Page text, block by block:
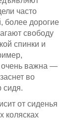
часто
более дорогие
свободу
спинки и
очень важна —
во
сидя.
от сиденья
колясках